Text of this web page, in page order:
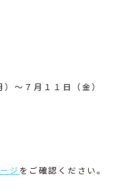
～７月１１日（金）
ジ をご確認ください。